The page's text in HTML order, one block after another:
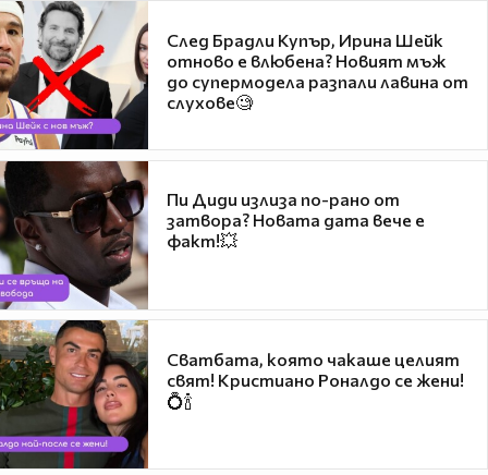
След Брадли Купър, Ирина Шейк
отново е влюбена? Новият мъж
до супермодела разпали лавина от
слухове🧐
Пи Диди излиза по-рано от
затвора? Новата дата вече е
факт!💥
Сватбата, която чакаше целият
свят! Кристиано Роналдо се жени!
💍🍾